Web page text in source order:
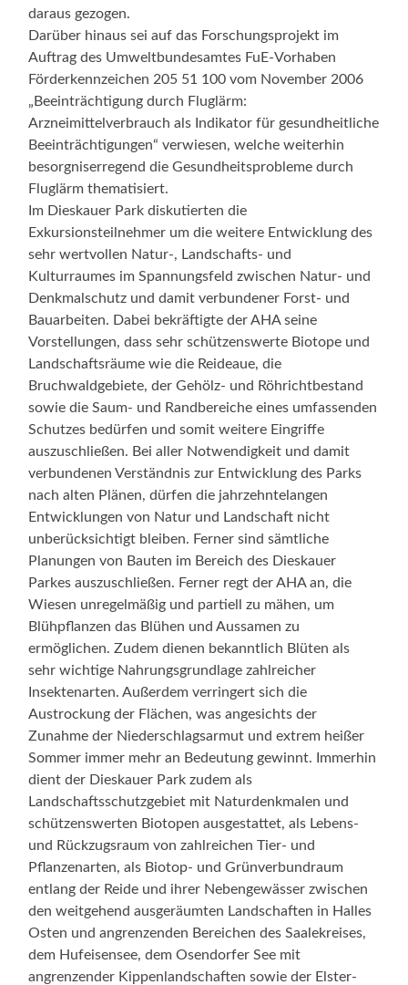
daraus gezogen.
Darüber hinaus sei auf das Forschungsprojekt im
Auftrag des Umweltbundesamtes FuE-Vorhaben
Förderkennzeichen 205 51 100 vom November 2006
„Beeinträchtigung durch Fluglärm:
Arzneimittelverbrauch als Indikator für gesundheitliche
Beeinträchtigungen“ verwiesen, welche weiterhin
besorgniserregend die Gesundheitsprobleme durch
Fluglärm thematisiert.
Im Dieskauer Park diskutierten die
Exkursionsteilnehmer um die weitere Entwicklung des
sehr wertvollen Natur-, Landschafts- und
Kulturraumes im Spannungsfeld zwischen Natur- und
Denkmalschutz und damit verbundener Forst- und
Bauarbeiten. Dabei bekräftigte der AHA seine
Vorstellungen, dass sehr schützenswerte Biotope und
Landschaftsräume wie die Reideaue, die
Bruchwaldgebiete, der Gehölz- und Röhrichtbestand
sowie die Saum- und Randbereiche eines umfassenden
Schutzes bedürfen und somit weitere Eingriffe
auszuschließen. Bei aller Notwendigkeit und damit
verbundenen Verständnis zur Entwicklung des Parks
nach alten Plänen, dürfen die jahrzehntelangen
Entwicklungen von Natur und Landschaft nicht
unberücksichtigt bleiben. Ferner sind sämtliche
Planungen von Bauten im Bereich des Dieskauer
Parkes auszuschließen. Ferner regt der AHA an, die
Wiesen unregelmäßig und partiell zu mähen, um
Blühpflanzen das Blühen und Aussamen zu
ermöglichen. Zudem dienen bekanntlich Blüten als
sehr wichtige Nahrungsgrundlage zahlreicher
Insektenarten. Außerdem verringert sich die
Austrockung der Flächen, was angesichts der
Zunahme der Niederschlagsarmut und extrem heißer
Sommer immer mehr an Bedeutung gewinnt. Immerhin
dient der Dieskauer Park zudem als
Landschaftsschutzgebiet mit Naturdenkmalen und
schützenswerten Biotopen ausgestattet, als Lebens-
und Rückzugsraum von zahlreichen Tier- und
Pflanzenarten, als Biotop- und Grünverbundraum
entlang der Reide und ihrer Nebengewässer zwischen
den weitgehend ausgeräumten Landschaften in Halles
Osten und angrenzenden Bereichen des Saalekreises,
dem Hufeisensee, dem Osendorfer See mit
angrenzender Kippenlandschaften sowie der Elster-